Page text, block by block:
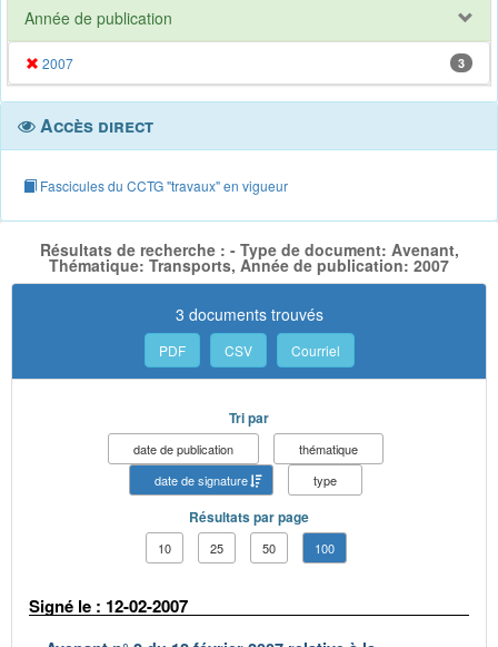
Année de publication
2007 3
Accès direct
Fascicules du CCTG "travaux" en vigueur
Résultats de recherche : - Type de document: Avenant,
Thématique: Transports, Année de publication: 2007
3 documents trouvés
PDF CSV Courriel
Tri par
date de publication
thématique
date de signature
type
Résultats par page
10 25 50 100
Signé le : 12-02-2007